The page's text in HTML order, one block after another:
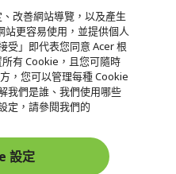
碁
商城
蹤 Acer
改善網站導覽，以及產生
站更容易使用，並提供個人
受」即代表您同意 Acer 根
有 Cookie，且您可隨時
，您可以管理每種 Cookie
我們是誰、我們使用哪些
定，請參閱我們的
設定